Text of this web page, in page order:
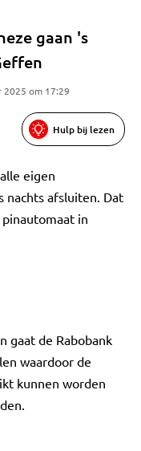
gaan 's
2025 om 17:29
Hulp bij lezen
eigen
nachts afsluiten. Dat
in
gaat de Rabobank
waardoor de
kunnen worden